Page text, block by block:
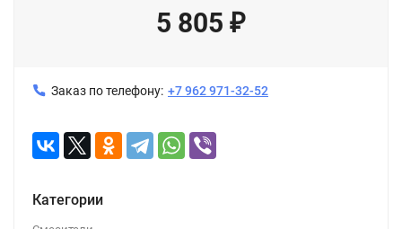
5 805 ₽
Заказ по телефону: +7 962 971-32-52
Категории